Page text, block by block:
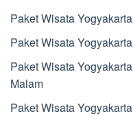
Paket Wisata
Paket Wisata
Paket Wisata
Malam
Paket Wisata